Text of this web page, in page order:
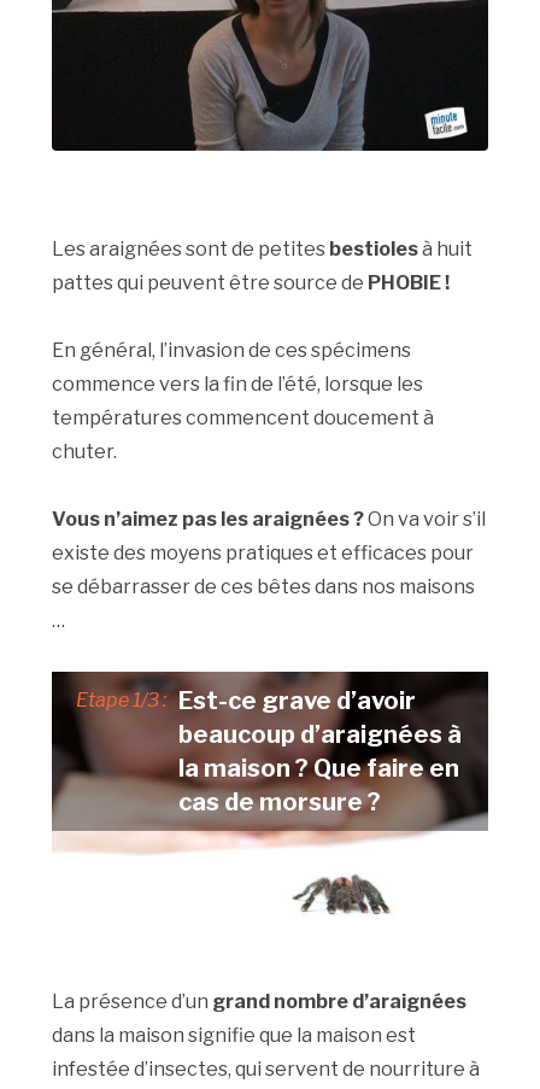
Les araignées sont de petites bestiolesà huit
pattes qui peuvent être source de PHOBIE !
En général, l’invasion de ces spécimens
commence vers la fin de l’été, lorsque les
températures commencent doucement à
chuter.
Vous n’aimez pas les araignées ?On va voir s’il
existe des moyens pratiques et efficaces pour
se débarrasser de ces bêtes dans nos maisons
…
Etape 1/3 : Est-ce grave d’avoir
beaucoup d’araignées à
la maison ? Que faire en
cas de morsure ?
La présence d’un grand nombre d’araignées
dans la maison signifie que la maison est
infestée d’insectes, qui servent de nourriture à